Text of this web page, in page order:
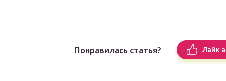
Понравилась статья? Лайк